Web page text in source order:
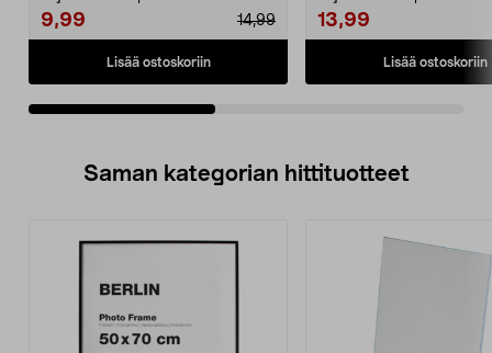
14,99
9,99
Lisää ostoskoriin
13,99
Lisää ostoskoriin
Saman kategorian hittituotteet